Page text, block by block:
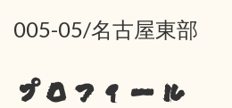
005-05/名古屋東部
プロフィール